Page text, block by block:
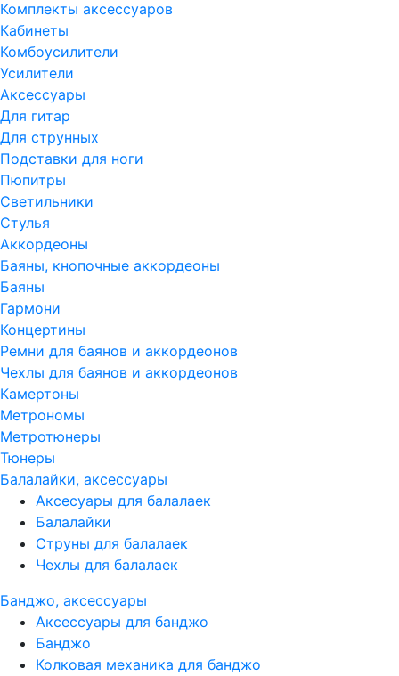
Комплекты аксессуаров
Кабинеты
Комбоусилители
Усилители
Аксессуары
Для гитар
Для струнных
Подставки для ноги
Пюпитры
Светильники
Стулья
Аккордеоны
Баяны, кнопочные аккордеоны
Баяны
Гармони
Концертины
Ремни для баянов и аккордеонов
Чехлы для баянов и аккордеонов
Камертоны
Метрономы
Метротюнеры
Тюнеры
Балалайки, аксессуары
Аксесуары для балалаек
Балалайки
Струны для балалаек
Чехлы для балалаек
Банджо, аксессуары
Аксессуары для банджо
Банджо
Колковая механика для банджо